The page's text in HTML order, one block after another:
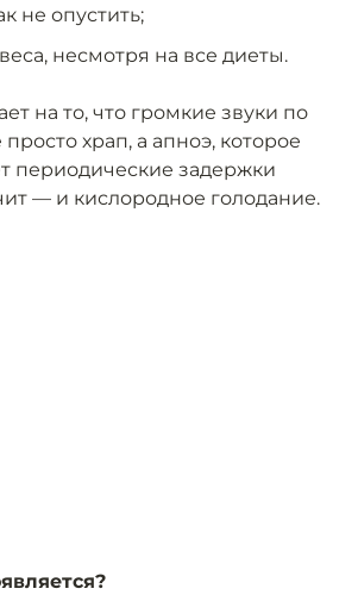
не опустить;
несмотря на все диеты.
на то, что громкие звуки по
храп, а апноэ, которое
периодические задержки
— и кислородное голодание.